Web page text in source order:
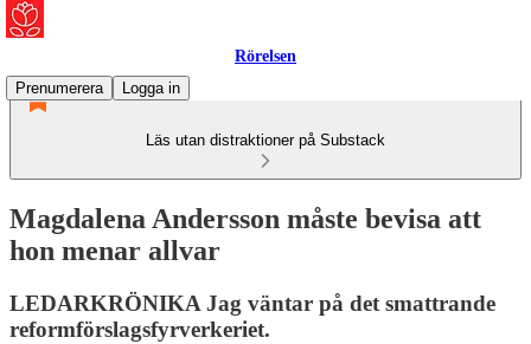
Rörelsen
Prenumerera
Logga in
Läs utan distraktioner på Substack
Magdalena Andersson måste bevisa att
hon menar allvar
LEDARKRÖNIKA Jag väntar på det smattrande
reformförslagsfyrverkeriet.